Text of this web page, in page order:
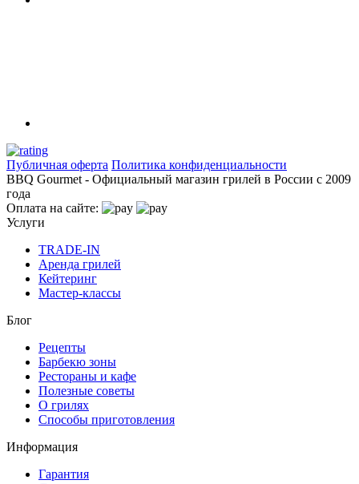
Публичная оферта Политика конфиденциальности
BBQ Gourmet - Официальный магазин грилей в России с 2009
года
Оплата на сайте:
Услуги
TRADE-IN
Аренда грилей
Кейтеринг
Мастер-классы
Блог
Рецепты
Барбекю зоны
Рестораны и кафе
Полезные советы
О грилях
Способы приготовления
Информация
Гарантия